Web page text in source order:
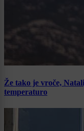
Že tako je vroče,
temperaturo